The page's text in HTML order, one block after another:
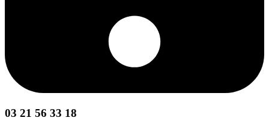
03 21 56 33 18